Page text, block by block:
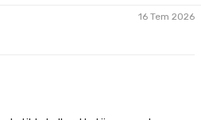
16 Tem 2026